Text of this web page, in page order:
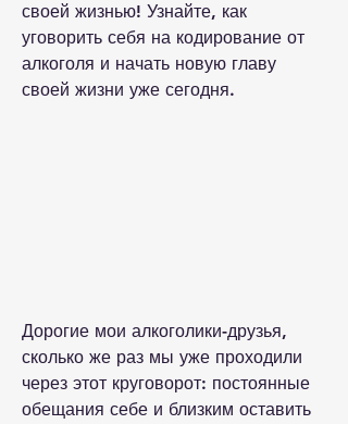
своей жизнью! Узнайте, как
уговорить себя на кодирование от
алкоголя и начать новую главу
своей жизни уже сегодня.
Дорогие мои алкоголики-друзья,
сколько же раз мы уже проходили
через этот круговорот: постоянные
обещания себе и близким оставить